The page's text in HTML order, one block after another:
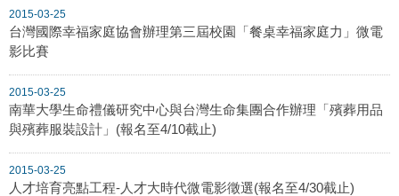
2015-03-25
台灣國際幸福家庭協會辦理第三屆校園「餐桌幸福家庭力」微電
影比賽
2015-03-25
南華大學生命禮儀研究中心與台灣生命集團合作辦理「殯葬用品
與殯葬服裝設計」(報名至4/10截止)
2015-03-25
人才培育亮點工程-人才大時代微電影徵選(報名至4/30截止)